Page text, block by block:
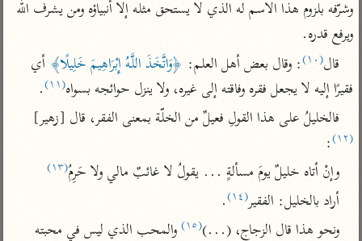
اشترك لتصلك أخبار مشاريعنا
اشترك
راسلنا تليجرام • تويتر
تعليمات •عن الباحث القرآني
ويرفع قدره.
قال(١٠) : وقال بعض أهل العلم: ﴿وَاتَّخَذَ اللَّهُ إِبْرَاهِيمَ خَلِيلًا﴾
فقيرًا إليه لا يجعل فقره وفاقته إلى غيره، ولا ينزل حوائجه بسواه(١١)
.
فالخليلُ على هذا القولِ فعيلٌ من الخلّة بمعنى الفقر، قال [زهير]
(١٢)
:
وإنْ أتاه خليلٌ يومَ مسألةٍ ... يقولُ لا غائبٌ مالي ولا حَرِمُ(١٣)
أراد بالخليل: الفقير(١٤)
.
ونحو هذا قال الزجاج، (...)(١٥)